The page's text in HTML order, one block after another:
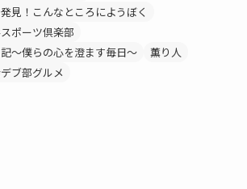
見！こんなところにようぼく
ポーツ倶楽部
～僕らの心を澄ます毎日～
薫り人
ブ部グルメ